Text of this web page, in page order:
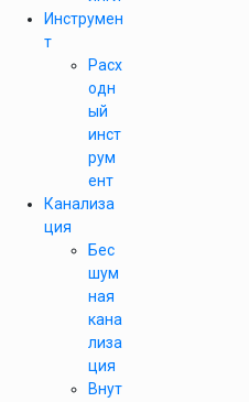
Инструмен
т
Расх
одн
ый
инст
рум
ент
Канализа
ция
Бес
шум
ная
кана
лиза
ция
Внут